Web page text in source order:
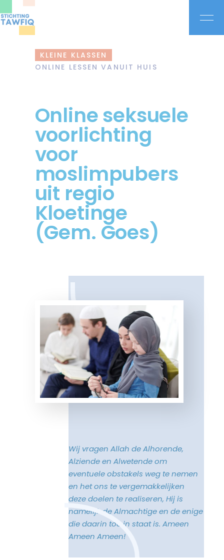
KLEINE KLASSEN
ONLINE LESSEN VANUIT HUIS
Online seksuele
voorlichting
voor
moslimpubers
uit regio
Kloetinge
(Gem. Goes)
Wij vragen Allah de Alhorende,
Alziende en Alwetende om
eventuele obstakels weg te nemen
en het ons te vergemakkelijken
deze doelen te realiseren, Hij is
namelijk de Almachtige en de enige
die daarin toe in staat is. Ameen
Ameen Ameen!